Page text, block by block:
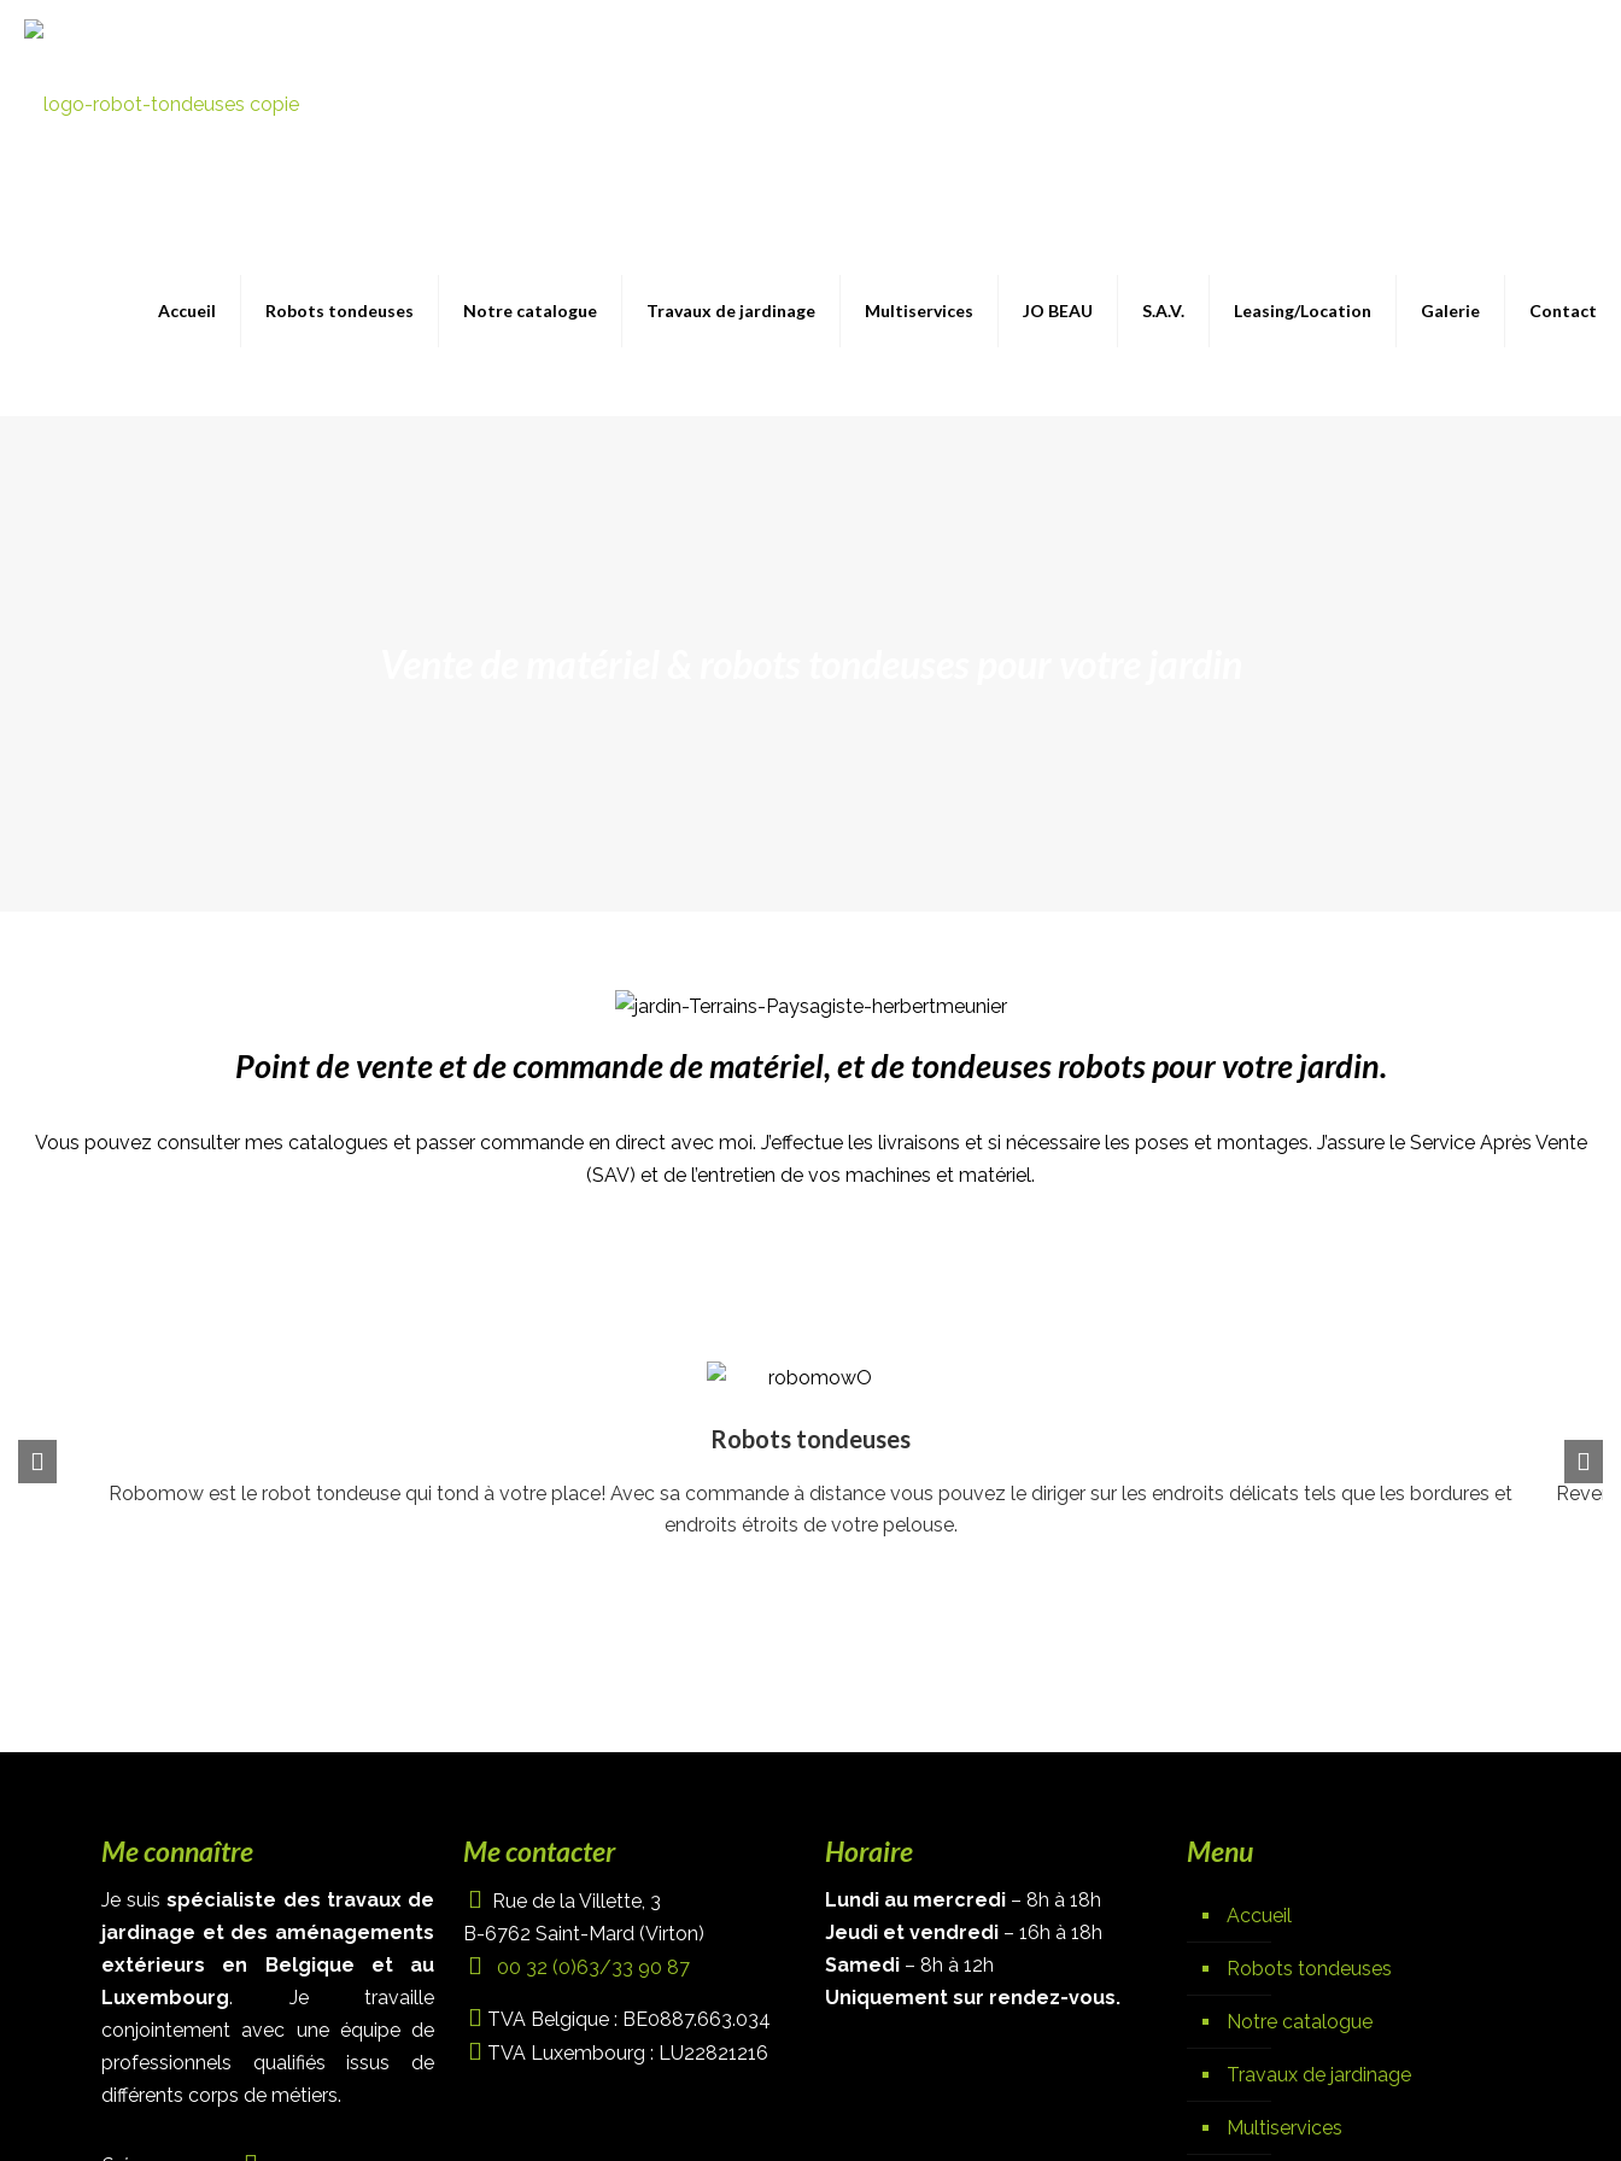
Accueil Robots tondeuses Notre catalogue Travaux de jardinage Multiservices JO BEAU S.A.V. Leasing/Location Galerie Contact
Point de vente et de commande de matériel, et de tondeuses robots pour votre jardin.
Vous pouvez consulter mes catalogues et passer commande en direct avec moi. J’effectue les livraisons et si nécessaire les poses et montages. J’assure le Service Après Vente
(SAV) et de l’entretien de vos machines et matériel.
Robots tondeuses
Robomow est le robot tondeuse qui tond à votre place! Avec sa commande à distance vous pouvez le diriger sur les endroits délicats tels que les bordures et
endroits étroits de votre pelouse.
Me connaître
Je suisspécialiste des travaux de
jardinage et des aménagements
extérieurs en Belgique et au
Luxembourg. Je travaille
conjointement avec une équipe de
professionnels qualifiés issus de
différents corps de métiers.
Me contacter
Rue de la Villette, 3
B-6762 Saint-Mard (Virton)
00 32 (0)63/33 90 87
TVA Belgique : BE0887.663.034
TVA Luxembourg : LU22821216
Horaire
Lundi au mercredi – 8h à 18h
Jeudi et vendredi – 16h à 18h
Samedi – 8h à 12h
Uniquement sur rendez-vous.
Menu
Accueil
Robots tondeuses
Notre catalogue
Travaux de jardinage
Multiservices